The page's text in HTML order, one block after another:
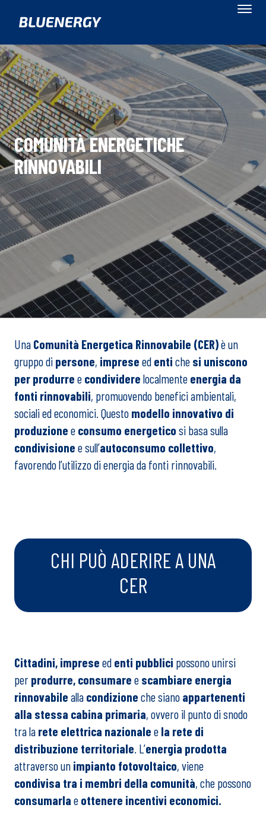
COMUNITÀ ENERGETICHE
RINNOVABILI
Una Comunità Energetica Rinnovabile (CER)è un
gruppo di persone, imprese ed enti che si uniscono
per produrre e condividere localmente energia da
fonti rinnovabili, promuovendo benefici ambientali,
sociali ed economici. Questo modello innovativo di
produzione e consumo energetico si basa sulla
condivisione e sull’autoconsumo collettivo,
favorendo l’utilizzo di energia da fonti rinnovabili.
CHI PUÒ ADERIRE A UNA
CER
Cittadini, imprese ed enti pubblici possono unirsi
per produrre, consumare e scambiare energia
rinnovabile alla condizione che siano appartenenti
alla stessa cabina primaria, ovvero il punto di snodo
tra la rete elettrica nazionale e la rete di
distribuzione territoriale. L’energia prodotta
attraverso un impianto fotovoltaico, viene
condivisa tra i membri della comunità, che possono
consumarla e ottenere incentivi economici.